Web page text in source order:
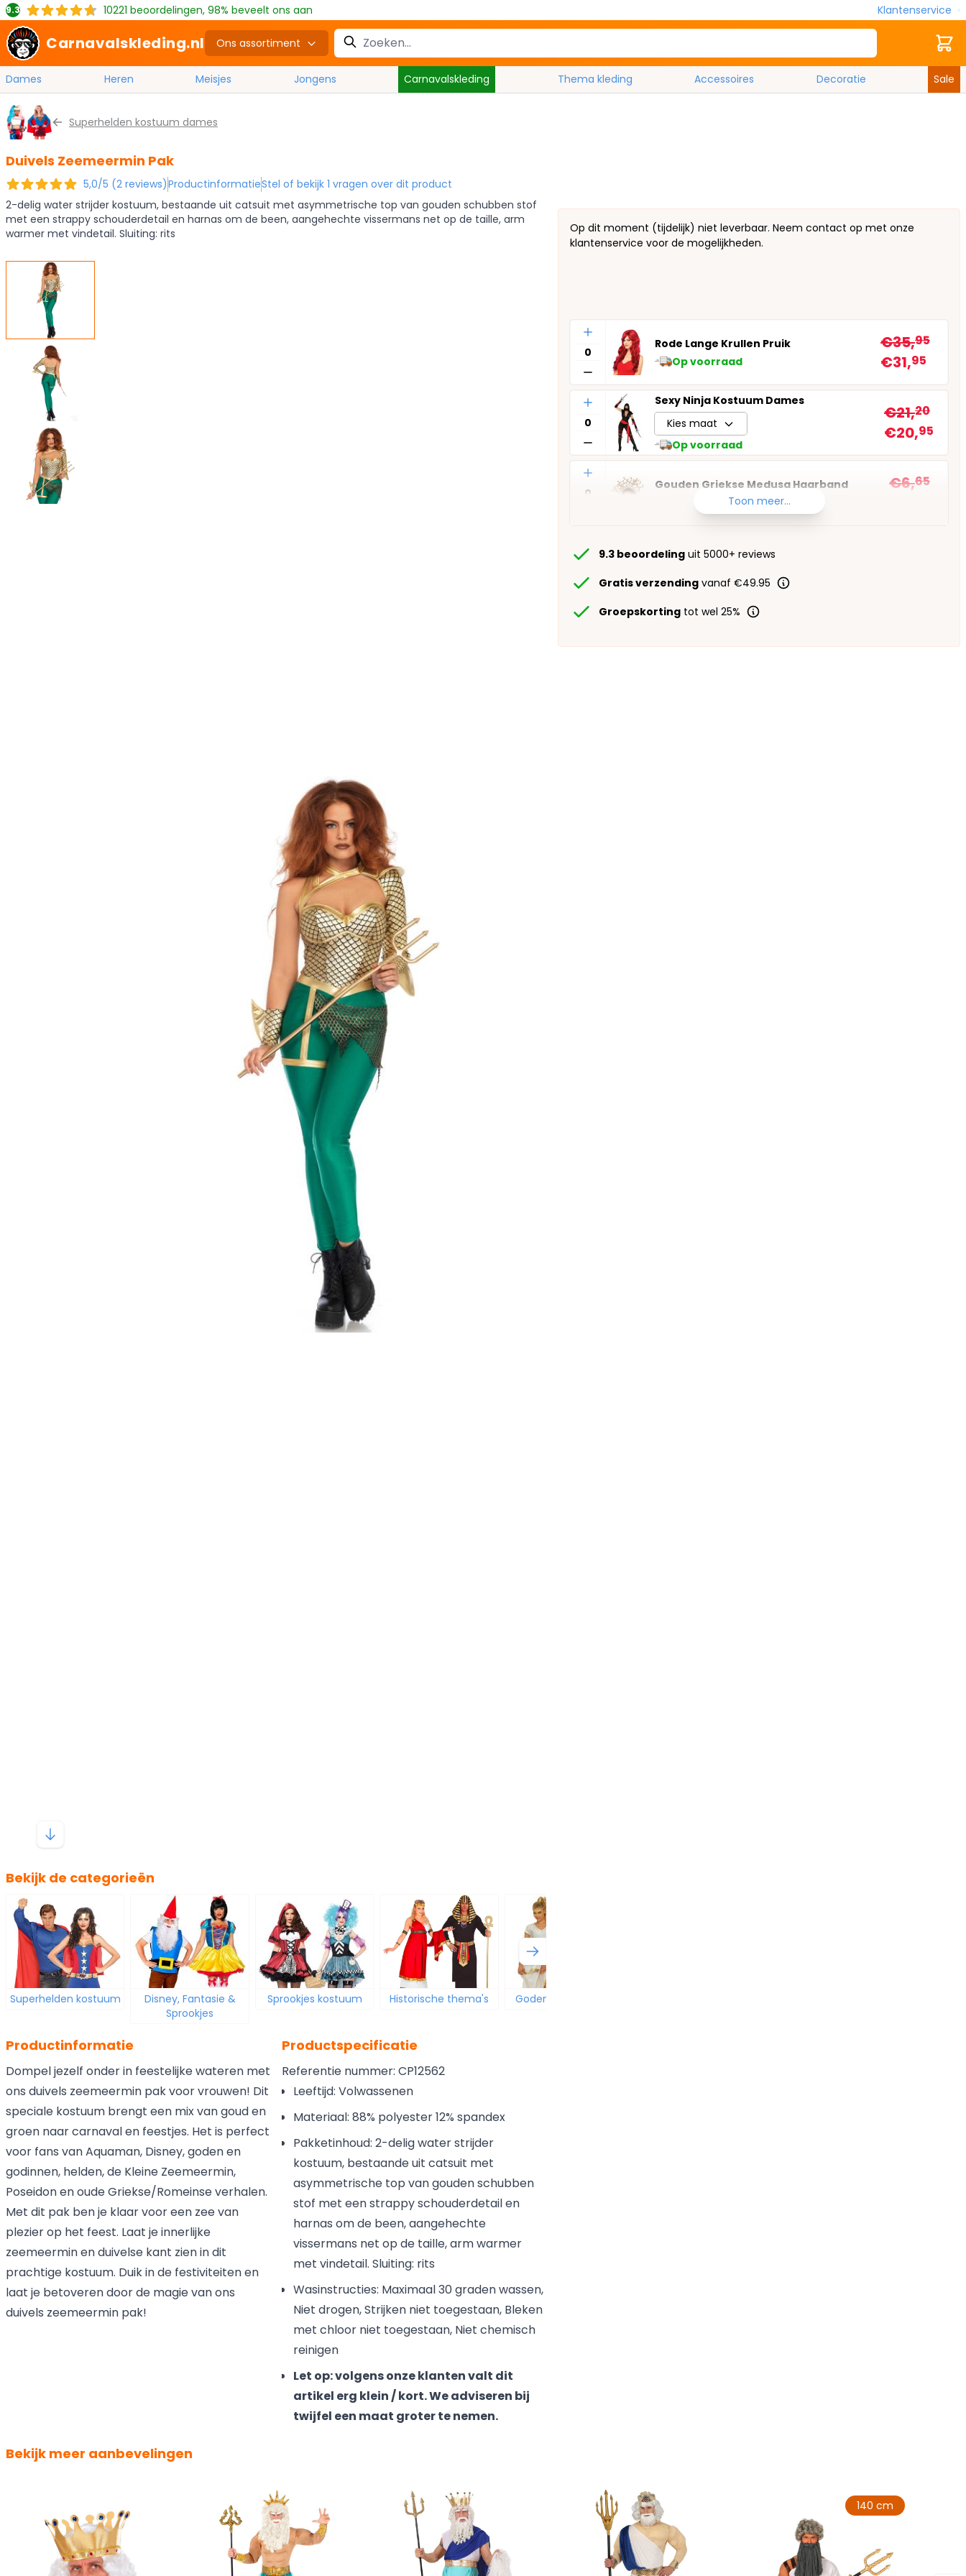
9.3 10221 beoordelingen, 98% beveelt ons aan Klantenservice
Carnavalskleding.nl Ons assortiment
Zoek Cart
Dames Heren Meisjes Jongens Carnavalskleding Thema kleding Accessoires Decoratie
Sale
Superhelden kostuum dames
Duivels Zeemeermin Pak
5,0/5 (2 reviews)ProductinformatieStel of bekijk 1 vragen over dit product
2-delig water strijder kostuum, bestaande uit catsuit met asymmetrische top van gouden schubben stof
met een strappy schouderdetail en harnas om de been, aangehechte vissermans net op de taille, arm
warmer met vindetail. Sluiting: rits
Op dit moment (tijdelijk) niet leverbaar. Neem contact op met onze
klantenservice voor de mogelijkheden.
Aantal
Rode Lange Krullen Pruik
Op voorraad
€35,95
€31,95
Aantal
Sexy Ninja Kostuum Dames
Kies maat
Op voorraad
€21,20
€20,95
Aantal
Gouden Griekse Medusa Haarband
Op voorraad
€6,65
Toon meer...
9.3 beoordeling uit 5000+ reviews
Gratis verzending vanaf €49.95
Groepskorting tot wel 25%
Bekijk de categorieën
Superhelden kostuum
Disney, Fantasie &
Sprookjes
Sprookjes kostuum Historische thema's Goden & Godinnen
Productinformatie
Dompel jezelf onder in feestelijke wateren met
ons duivels zeemeermin pak voor vrouwen! Dit
speciale kostuum brengt een mix van goud en
groen naar carnaval en feestjes. Het is perfect
voor fans van Aquaman, Disney, goden en
godinnen, helden, de Kleine Zeemeermin,
Poseidon en oude Griekse/Romeinse verhalen.
Met dit pak ben je klaar voor een zee van
plezier op het feest. Laat je innerlijke
zeemeermin en duivelse kant zien in dit
prachtige kostuum. Duik in de festiviteiten en
laat je betoveren door de magie van ons
duivels zeemeermin pak!
Productspecificatie
Referentie nummer: CP12562
Leeftijd: Volwassenen
Materiaal: 88% polyester 12% spandex
Pakketinhoud: 2-delig water strijder
kostuum, bestaande uit catsuit met
asymmetrische top van gouden schubben
stof met een strappy schouderdetail en
harnas om de been, aangehechte
vissermans net op de taille, arm warmer
met vindetail. Sluiting: rits
Wasinstructies: Maximaal 30 graden wassen,
Niet drogen, Strijken niet toegestaan, Bleken
met chloor niet toegestaan, Niet chemisch
reinigen
Let op: volgens onze klanten valt dit
artikel erg klein / kort. We adviseren bij
twijfel een maat groter te nemen.
Bekijk meer aanbevelingen
140 cm